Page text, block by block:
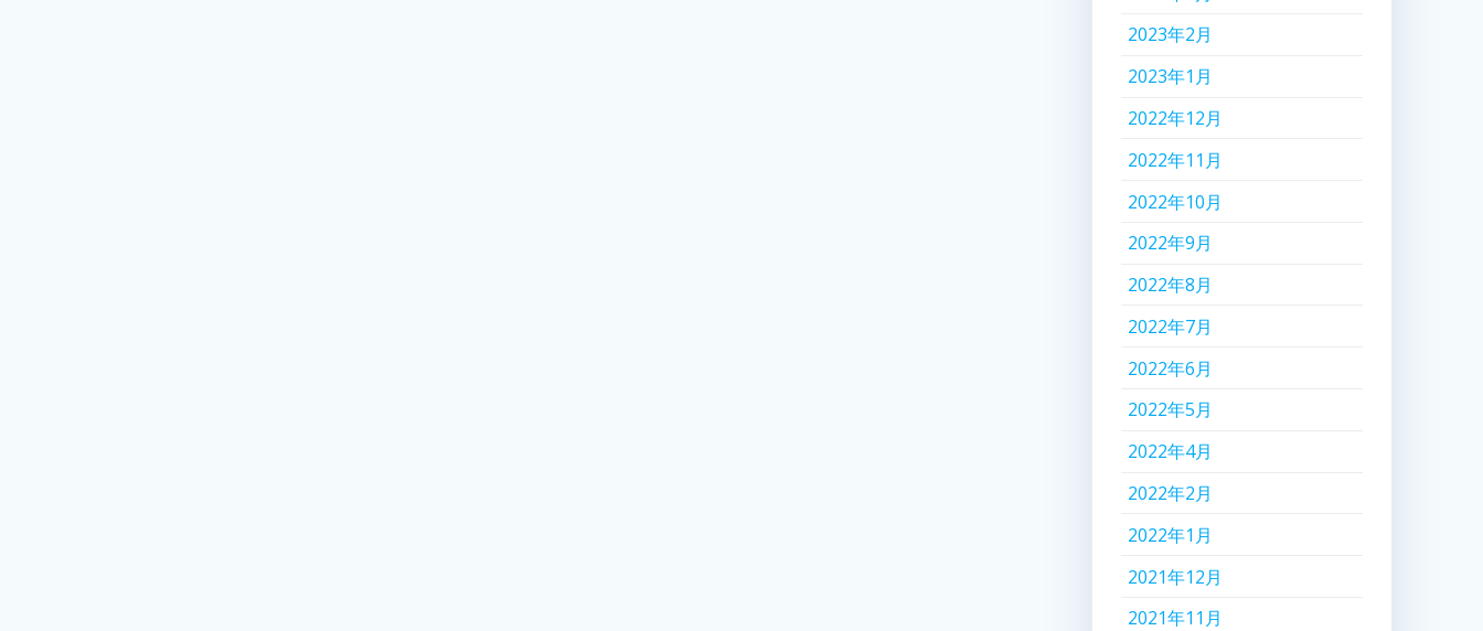
2023年2月
2023年1月
2022年12月
2022年11月
2022年10月
2022年9月
2022年8月
2022年7月
2022年6月
2022年5月
2022年4月
2022年2月
2022年1月
2021年12月
2021年11月